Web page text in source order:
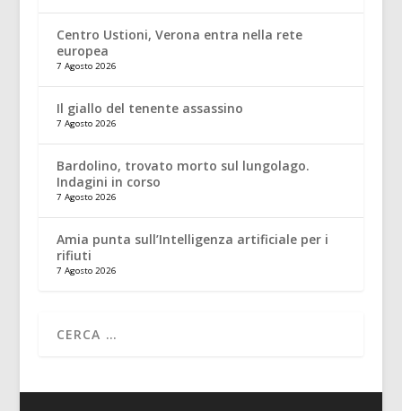
Centro Ustioni, Verona entra nella rete
europea
7 Agosto 2026
Il giallo del tenente assassino
7 Agosto 2026
Bardolino, trovato morto sul lungolago.
Indagini in corso
7 Agosto 2026
Amia punta sull’Intelligenza artificiale per i
rifiuti
7 Agosto 2026